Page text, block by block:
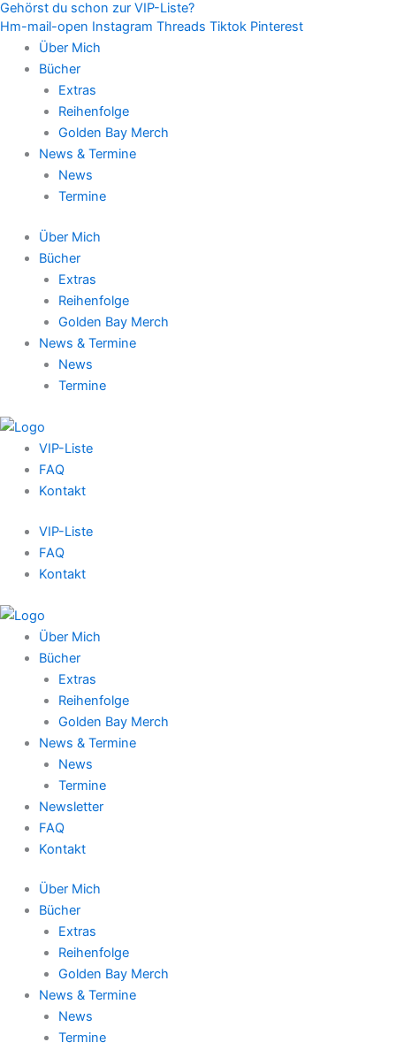
Zum
Inhalt
springen
Gehörst du schon zur VIP-Liste?
Hm-mail-open Instagram Threads Tiktok Pinterest
Über Mich
Bücher
Extras
Reihenfolge
Golden Bay Merch
News & Termine
News
Termine
Über Mich
Bücher
Extras
Reihenfolge
Golden Bay Merch
News & Termine
News
Termine
VIP-Liste
FAQ
Kontakt
VIP-Liste
FAQ
Kontakt
Über Mich
Bücher
Extras
Reihenfolge
Golden Bay Merch
News & Termine
News
Termine
Newsletter
FAQ
Kontakt
Über Mich
Bücher
Extras
Reihenfolge
Golden Bay Merch
News & Termine
News
Termine